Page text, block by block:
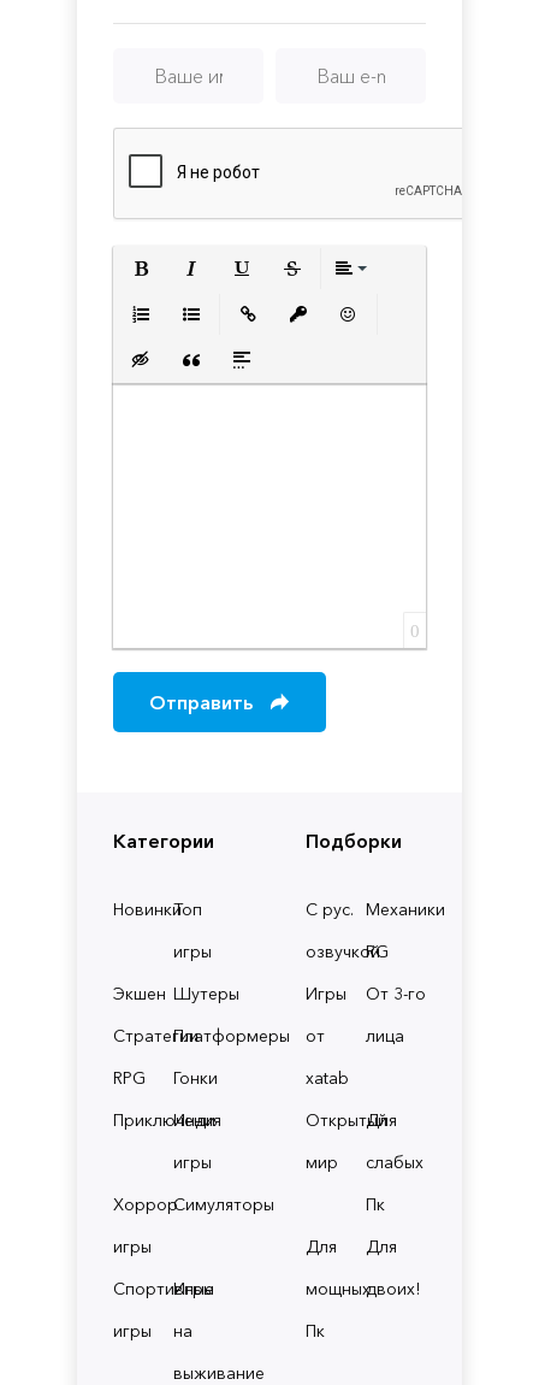
Категории
НовинкиТоп
игры
Экшен Шутеры
СтратегииПлатформеры
RPG
Гонки
Приключения
Инди
игры
Хоррор
игры
Симуляторы
Спортивные
игры
Игры
на
выживание
Подборки
С рус.
озвучкой
Механики
RG
Игры
от
xatab
От 3-го
лица
Открытый
мир
Для
слабых
Пк
Для
мощных
Пк
Для
двоих!
Вставка скрытого текста
Вставка цитаты
Вставка спойлера
0
Отправить